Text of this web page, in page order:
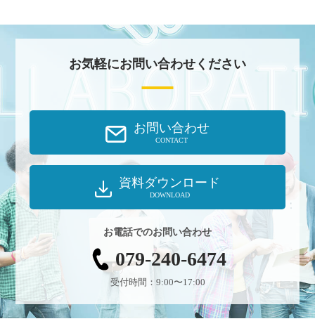
お気軽にお問い合わせください
お問い合わせ
CONTACT
資料ダウンロード
DOWNLOAD
お電話でのお問い合わせ
079-240-6474
受付時間：9:00〜17:00